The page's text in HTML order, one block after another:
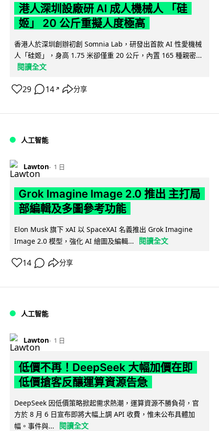
港人深圳設廠研 AI 成人機械人 「硅
姬」 20 公斤重擬人度極高
香港人於深圳創辦初創 Somnia Lab，研發出首款 AI 性愛機械
人「硅姬」，身高 1.75 米卻僅重 20 公斤，內置 165 種親密...
閱讀全文
29 14 ↗ 分享
人工智能
Lawton 1 日
Grok Imagine Image 2.0 推出 主打局
部編輯及多圖參考功能
Elon Musk 旗下 xAI 以 SpaceXAI 名義推出 Grok Imagine
Image 2.0 模型，強化 AI 繪圖及編輯...
閱讀全文
14 分享
人工智能
Lawton 1 日
低價不再！DeepSeek 大幅加價在即
低價搶客反釀運算資源告急
DeepSeek 因低價策略掀起需求熱潮，運算資源不勝負荷，官
方於 8 月 6 日宣布即將大幅上調 API 收費，惟未公布具體加
幅。事件與...
閱讀全文